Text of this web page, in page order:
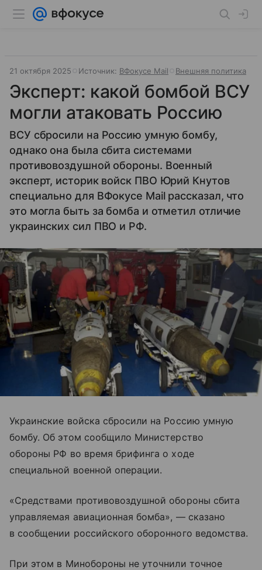
21 октября 2025 Источник: ВФокусе Mail Внешняя политика
Эксперт: какой бомбой ВСУ
могли атаковать Россию
ВСУ сбросили на Россию умную бомбу,
однако она была сбита системами
противовоздушной обороны. Военный
эксперт, историк войск ПВО Юрий Кнутов
специально для ВФокусе Mail рассказал, что
это могла быть за бомба и отметил отличие
украинских сил ПВО и РФ.
Украинские войска сбросили на Россию умную
бомбу. Об этом сообщило Министерство
обороны РФ во время брифинга о ходе
специальной военной операции.
«Средствами противовоздушной обороны сбита
управляемая авиационная бомба», — сказано
в сообщении российского оборонного ведомства.
При этом в Минобороны не уточнили точное